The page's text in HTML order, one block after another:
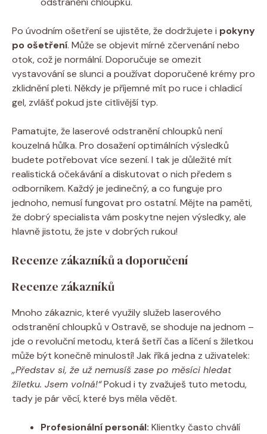
Po úvodním ošetření se ujistěte, že dodržujete i pokyny
po ošetření. Může se objevit mírné zčervenání nebo
otok, což je normální. Doporučuje se omezit
vystavování se slunci a používat doporučené krémy pro
zklidnění pleti. Někdy je příjemné mít po ruce i chladicí
gel, zvlášť pokud jste citlivější typ.
Pamatujte, že laserové odstranění chloupků není
kouzelná hůlka. Pro dosažení optimálních výsledků
budete potřebovat více sezení. I tak je důležité mít
realistická očekávání a diskutovat o nich předem s
odborníkem. Každý je jedinečný, a co funguje pro
jednoho, nemusí fungovat pro ostatní. Mějte na paměti,
že dobrý specialista vám poskytne nejen výsledky, ale
hlavně jistotu, že jste v dobrých rukou!
Recenze zákazníků a doporučení
Recenze zákazníků
Mnoho zákaznic, které využily služeb laserového
odstranění chloupků v Ostravě, se shoduje na jednom –
jde o revoluční metodu, která šetří čas a líčení s žiletkou
může být konečně minulostí! Jak říká jedna z uživatelek:
„Představ si, že už nemusíš zase po měsíci hledat
žiletku. Jsem volná!“Pokud i ty zvažuješ tuto metodu,
tady je pár věcí, které bys měla vědět.
Profesionální personál: Klientky často chválí